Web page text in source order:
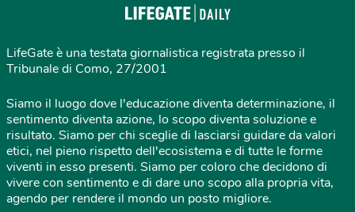
LifeGate è una testata giornalistica registrata presso il
Tribunale di Como, 27/2001
Siamo il luogo dove l'educazione diventa determinazione, il
sentimento diventa azione, lo scopo diventa soluzione e
risultato. Siamo per chi sceglie di lasciarsi guidare da valori
etici, nel pieno rispetto dell'ecosistema e di tutte le forme
viventi in esso presenti. Siamo per coloro che decidono di
vivere con sentimento e di dare uno scopo alla propria vita,
agendo per rendere il mondo un posto migliore.